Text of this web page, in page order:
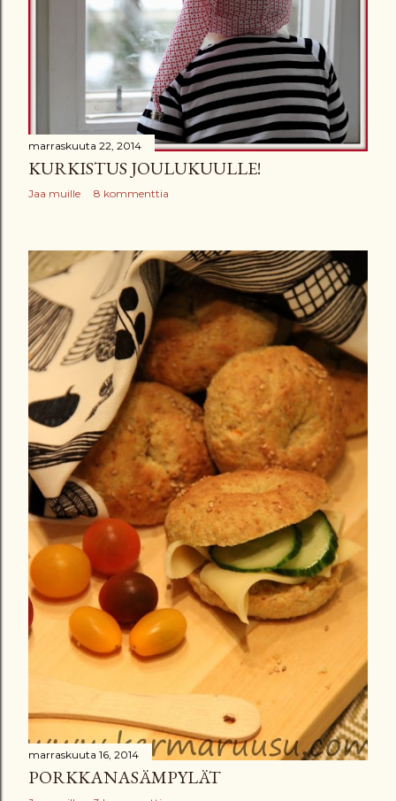
marraskuuta 22, 2014
KURKISTUS JOULUKUULLE!
Jaa muille 8 kommenttia
marraskuuta 16, 2014
PORKKANASÄMPYLÄT